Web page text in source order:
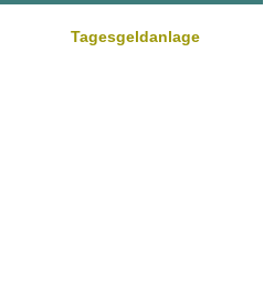
Tagesgeldanlage